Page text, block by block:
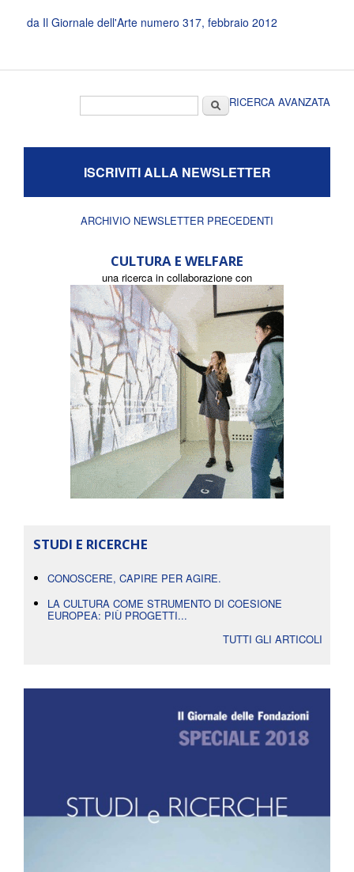
da Il Giornale dell'Arte numero 317, febbraio 2012
CercaRICERCA AVANZATA
ISCRIVITI ALLA NEWSLETTER
ARCHIVIO NEWSLETTER PRECEDENTI
CULTURA E WELFARE
una ricerca in collaborazione con
STUDI E RICERCHE
CONOSCERE, CAPIRE PER AGIRE.
LA CULTURA COME STRUMENTO DI COESIONE
EUROPEA: PIÙ PROGETTI...
TUTTI GLI ARTICOLI